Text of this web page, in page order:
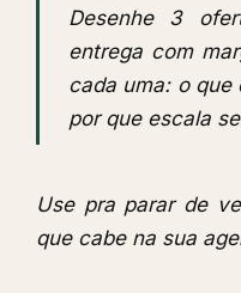
Desenhe 3
entrega com
cada uma: o que
por que escala
Use pra parar de
que cabe na sua